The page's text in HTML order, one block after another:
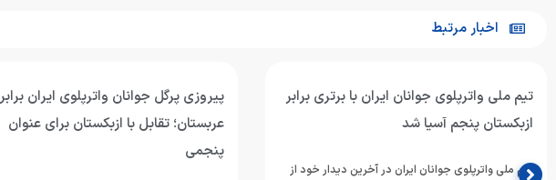
اخبار مرتبط
تیم ملی واترپلوی جوانان ایران با برتری برابر
ازبکستان پنجم آسیا شد
تیم ملی واترپلوی جوانان ایران در آخرین دیدار خود از
پیروزی پرگل جوانان واترپلوی ایران برابر
عربستان؛ تقابل با ازبکستان برای عنوان
پنجمی